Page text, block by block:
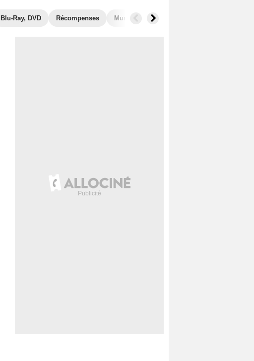
Blu-Ray, DVD Récompenses Musique Photos